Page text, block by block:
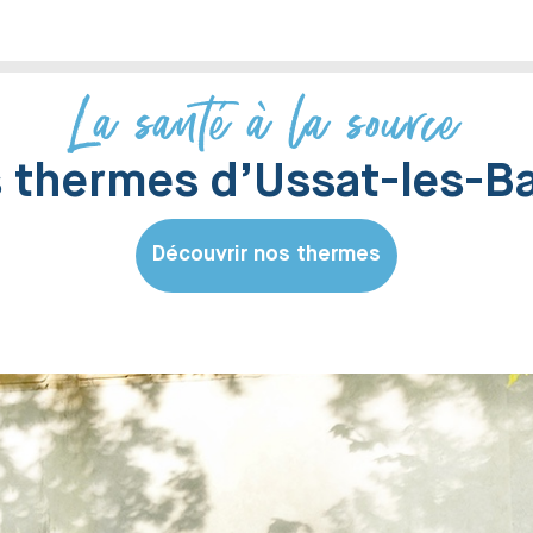
La santé à la source
thermes d’Ussat-les-
Découvrir nos thermes